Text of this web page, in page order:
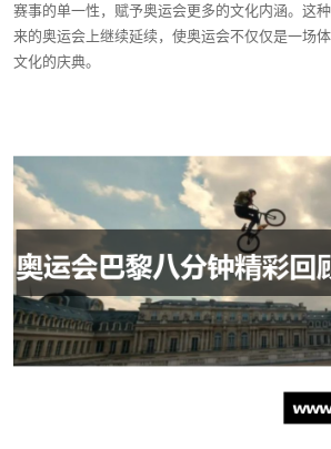
赛事的单一性，赋予奥运会更多的文化内涵。这
来的奥运会上继续延续，使奥运会不仅仅是一场
文化的庆典。